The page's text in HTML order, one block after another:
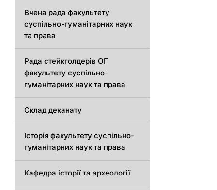
Вчена рада факультету
суспільно-гуманітарних наук
та права
Рада стейкголдерів ОП
факультету суспільно-
гуманітарних наук та права
Склад деканату
Історія факультету суспільно-
гуманітарних наук та права
Кафедра історії та археології